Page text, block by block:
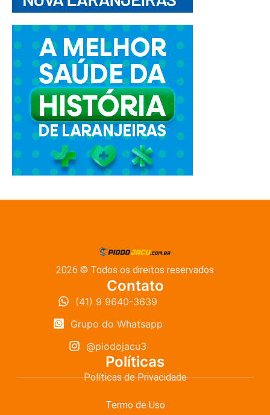
2026 © Todos os direitos reservados
Contato
(41) 9 9640-3639
Grupo do Whatsapp
@piodojacu3
Políticas
Políticas de Privacidade
Termo de Uso